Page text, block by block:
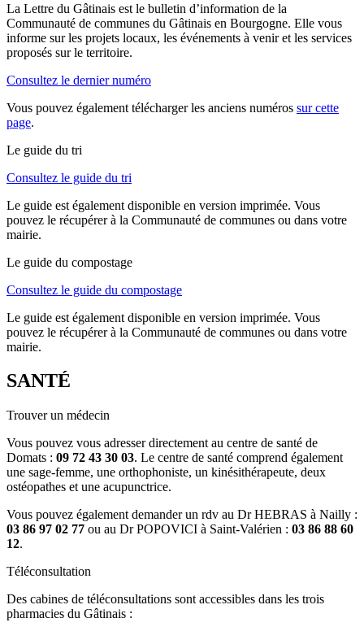
La Lettre du Gâtinais est le bulletin d’information de la
Communauté de communes du Gâtinais en Bourgogne. Elle vous
informe sur les projets locaux, les événements à venir et les services
proposés sur le territoire.
Consultez le dernier numéro
Vous pouvez également télécharger les anciens numéros sur cette
page.
Le guide du tri
Consultez le guide du tri
Le guide est également disponible en version imprimée. Vous
pouvez le récupérer à la Communauté de communes ou dans votre
mairie.
Le guide du compostage
Consultez le guide du compostage
Le guide est également disponible en version imprimée. Vous
pouvez le récupérer à la Communauté de communes ou dans votre
mairie.
SANTÉ
Trouver un médecin
Vous pouvez vous adresser directement au centre de santé de
Domats : 09 72 43 30 03. Le centre de santé comprend également
une sage-femme, une orthophoniste, un kinésithérapeute, deux
ostéopathes et une acupunctrice.
Vous pouvez également demander un rdv au Dr HEBRAS à Nailly :
03 86 97 02 77 ou au Dr POPOVICI à Saint-Valérien : 03 86 88 60
12.
Téléconsultation
Des cabines de téléconsultations sont accessibles dans les trois
pharmacies du Gâtinais :